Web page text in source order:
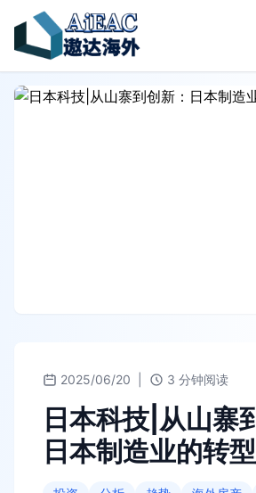
2025/06/20 3 分钟阅读
日本科技|从山寨
日本制造业的转